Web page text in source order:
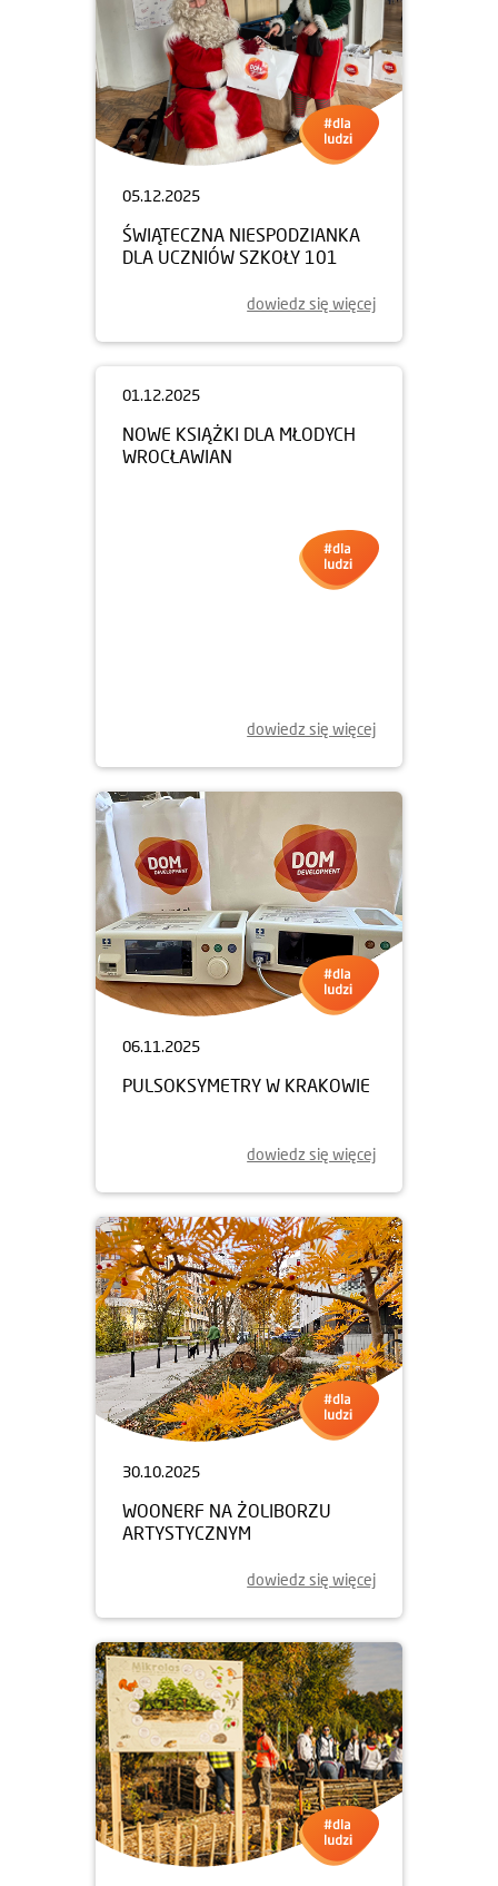
05.12.2025
ŚWIĄTECZNA NIESPODZIANKA
DLA UCZNIÓW SZKOŁY 101
dowiedz się więcej
dowiedz się więcej
06.11.2025
PULSOKSYMETRY W KRAKOWIE
dowiedz się więcej
30.10.2025
WOONERF NA ŻOLIBORZU
ARTYSTYCZNYM
dowiedz się więcej